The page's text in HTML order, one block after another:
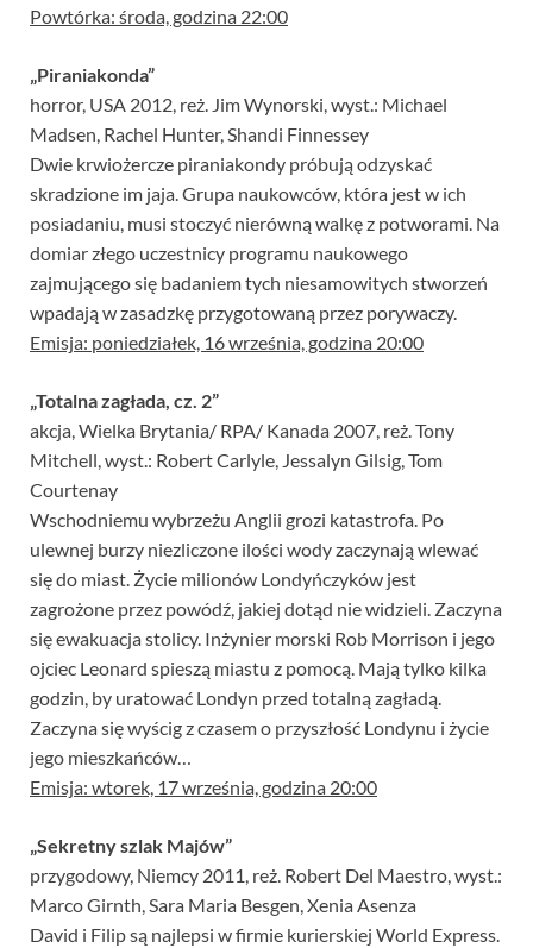
Powtórka: środa, godzina 22:00
„Piraniakonda”
horror, USA 2012, reż. Jim Wynorski, wyst.: Michael
Madsen, Rachel Hunter, Shandi Finnessey
Dwie krwiożercze piraniakondy próbują odzyskać
skradzione im jaja. Grupa naukowców, która jest w ich
posiadaniu, musi stoczyć nierówną walkę z potworami. Na
domiar złego uczestnicy programu naukowego
zajmującego się badaniem tych niesamowitych stworzeń
wpadają w zasadzkę przygotowaną przez porywaczy.
Emisja: poniedziałek, 16 września, godzina 20:00
„Totalna zagłada, cz. 2”
akcja, Wielka Brytania/ RPA/ Kanada 2007, reż. Tony
Mitchell, wyst.: Robert Carlyle, Jessalyn Gilsig, Tom
Courtenay
Wschodniemu wybrzeżu Anglii grozi katastrofa. Po
ulewnej burzy niezliczone ilości wody zaczynają wlewać
się do miast. Życie milionów Londyńczyków jest
zagrożone przez powódź, jakiej dotąd nie widzieli. Zaczyna
się ewakuacja stolicy. Inżynier morski Rob Morrison i jego
ojciec Leonard spieszą miastu z pomocą. Mają tylko kilka
godzin, by uratować Londyn przed totalną zagładą.
Zaczyna się wyścig z czasem o przyszłość Londynu i życie
jego mieszkańców…
Emisja: wtorek, 17 września, godzina 20:00
„Sekretny szlak Majów”
przygodowy, Niemcy 2011, reż. Robert Del Maestro, wyst.:
Marco Girnth, Sara Maria Besgen, Xenia Asenza
David i Filip są najlepsi w firmie kurierskiej World Express.